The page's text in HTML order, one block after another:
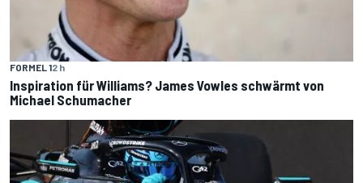
FORMEL 12 h
Inspiration für Williams? James Vowles schwärmt von
Michael Schumacher